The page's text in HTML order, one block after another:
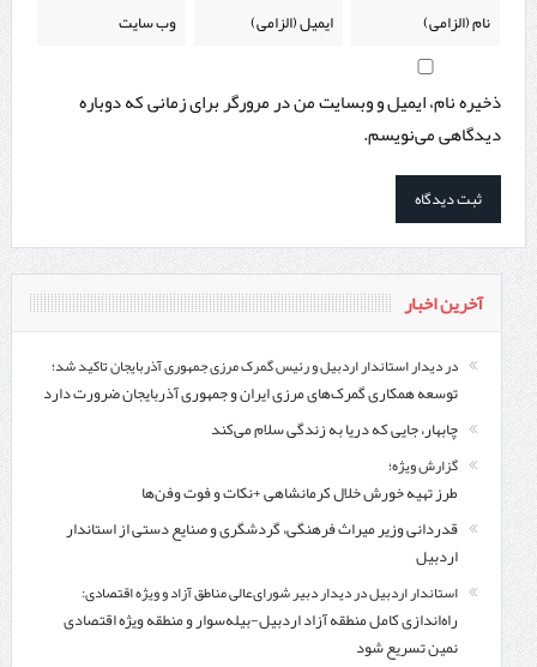
ذخیره نام، ایمیل و وبسایت من در مرورگر برای زمانی که دوباره
دیدگاهی می‌نویسم.
آخرین اخبار
در دیدار استاندار اردبیل و رئیس گمرک مرزی جمهوری آذربایجان تاکید شد؛
توسعه همکاری گمرک‌های مرزی ایران و جمهوری آذربایجان ضرورت دارد
چابهار، جایی که دریا به زندگی سلام می‌کند
گزارش ویژه؛
طرز تهیه خورش خلال کرمانشاهی +نکات و فوت وفن‌ها
قدردانی وزیر میراث فرهنگی، گردشگری و صنایع دستی از استاندار
اردبیل
استاندار اردبیل در دیدار دبیر شورای‌عالی مناطق آزاد و ویژه اقتصادی:
راه‌اندازی کامل منطقه آزاد اردبیل-بیله‌سوار و منطقه ویژه اقتصادی
نمین تسریع شود